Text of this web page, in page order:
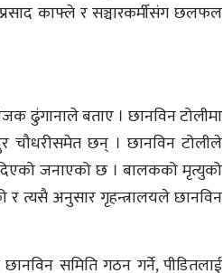
काफ्ले र सञ्चारकर्मीसंग छलफल
ढुंगानाले बताए । छानविन टोलीमा
चौधरीसमेत छन् । छानविन टोलीले
जनाएको छ । बालकको मृत्युको
र त्यसै अनुसार गृहन्त्रालयले छानविन
समिति गठन गर्ने, पीडितलाई